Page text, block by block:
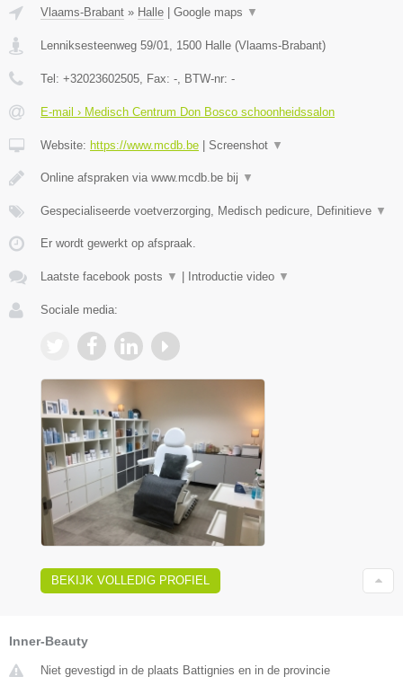
Vlaams-Brabant » Halle | Google maps ▼
Lenniksesteenweg 59/01 1500 Halle (Vlaams-Brabant)
Tel: +32023602505 , Fax: - , BTW-nr: -
E-mail › Medisch Centrum Don Bosco schoonheidssalon
Website: https://www.mcdb.be | Screenshot ▼
Online afspraken via www.mcdb.be bij ▼
Gespecialiseerde voetverzorging, Medisch pedicure, Definitieve ▼
Er wordt gewerkt op afspraak.
Laatste facebook posts ▼ | Introductie video ▼
Sociale media:
BEKIJK VOLLEDIG PROFIEL
Inner-Beauty
Niet gevestigd in de plaats Battignies en in de provincie